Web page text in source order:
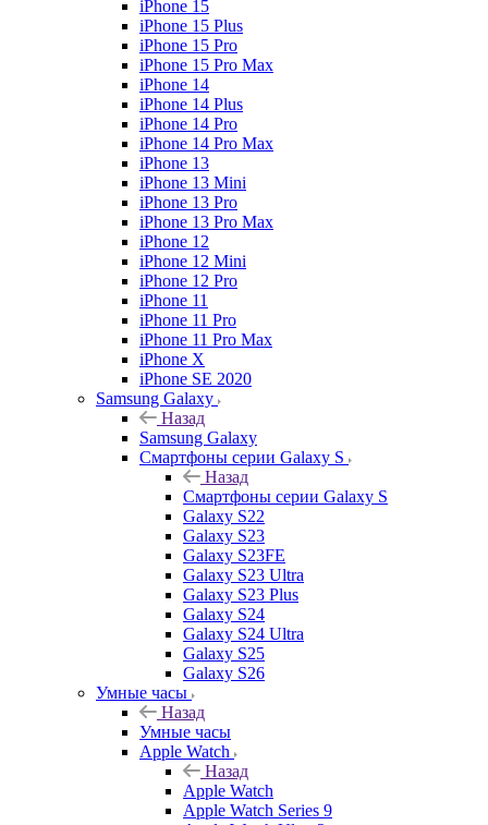
iPhone 15
iPhone 15 Plus
iPhone 15 Pro
iPhone 15 Pro Max
iPhone 14
iPhone 14 Plus
iPhone 14 Pro
iPhone 14 Pro Max
iPhone 13
iPhone 13 Mini
iPhone 13 Pro
iPhone 13 Pro Max
iPhone 12
iPhone 12 Mini
iPhone 12 Pro
iPhone 11
iPhone 11 Pro
iPhone 11 Pro Max
iPhone X
iPhone SE 2020
Samsung Galaxy
Назад
Samsung Galaxy
Смартфоны серии Galaxy S
Назад
Смартфоны серии Galaxy S
Galaxy S22
Galaxy S23
Galaxy S23FE
Galaxy S23 Ultra
Galaxy S23 Plus
Galaxy S24
Galaxy S24 Ultra
Galaxy S25
Galaxy S26
Умные часы
Назад
Умные часы
Apple Watch
Назад
Apple Watch
Apple Watch Series 9